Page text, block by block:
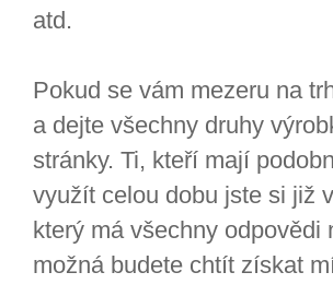
atd.
Pokud se vám mezeru na
a dejte všechny druhy
stránky. Ti, kteří mají
využít celou dobu jste si již
který má všechny
možná budete chtít získat